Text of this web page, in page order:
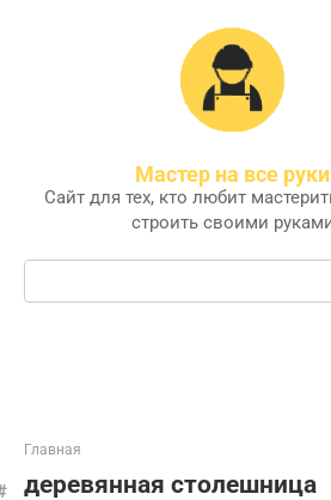
Мастер на все руки
Сайт для тех, кто любит
строить своими
Поиск:
Главная
деревянная столешница